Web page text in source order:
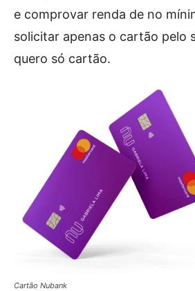
e comprovar renda de no
solicitar apenas o cartão pelo
quero só cartão.
Cartão Nubank